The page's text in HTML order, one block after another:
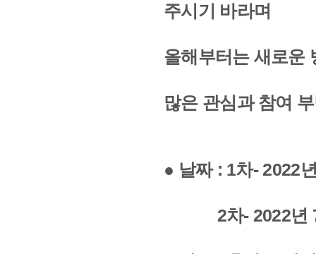
주시기 바라며
올해부터는 새로운
많은 관심과 참여
● 날짜 : 1차- 2022
2차- 2022년 7